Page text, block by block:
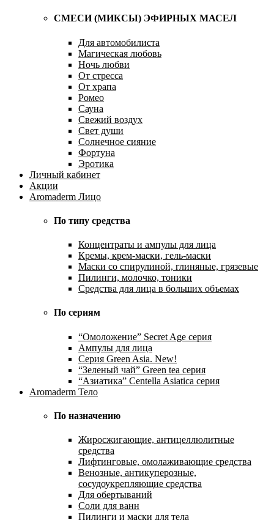
СМЕСИ (МИКСЫ) ЭФИРНЫХ МАСЕЛ
Для автомобилиста
Магическая любовь
Ночь любви
От стресса
От храпа
Ромео
Сауна
Свежий воздух
Свет души
Солнечное сияние
Фортуна
Эротика
Личный кабинет
Акции
Aromaderm Лицо
По типу средства
Концентраты и ампулы для лица
Кремы, крем-маски, гель-маски
Маски со спирулиной, глиняные, грязевые
Пилинги, молочко, тоники
Средства для лица в больших объемах
По сериям
“Омоложение” Secret Age серия
Ампулы для лица
Серия Green Asia. New!
“Зеленый чай” Green tea серия
“Азиатика” Centella Asiatica серия
Aromaderm Тело
По назначению
Жиросжигающие, антицеллюлитные
средства
Лифтинговые, омолаживающие средства
Венозные, антикуперозные,
сосудоукрепляющие средства
Для обертываний
Соли для ванн
Пилинги и маски для тела